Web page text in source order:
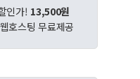
인가! 13,500원
호스팅 무료제공